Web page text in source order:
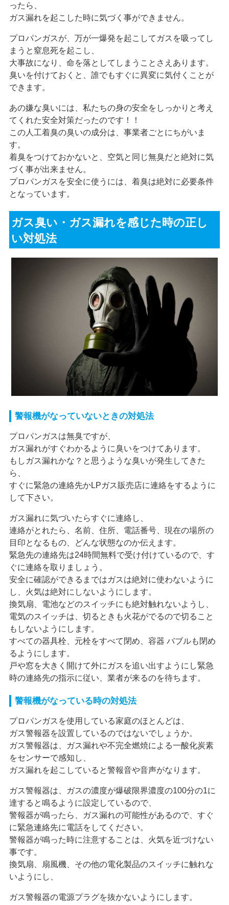
ったら、
ガス漏れを起こした時に気づく事ができません。
プロパンガスが、万が一爆発を起こしてガスを吸ってし
まうと窒息死を起こし、
大事故になり、命を落としてしまうことさえあります。
臭いを付けておくと、誰でもすぐに異変に気付くことが
できます。
あの嫌な臭いには、私たちの身の安全をしっかりと考え
てくれた安全対策だったのです！！
この人工着臭の臭いの成分は、事業者ごとにちがいま
す。
着臭をつけておかないと、空気と同じ無臭だと絶対に気
づく事が出来ません。
プロパンガスを安全に使うには、着臭は絶対に必要条件
となっています。
ガス臭い・ガス漏れを感じた時の正し
い対処法
警報機がなっていないときの対処法
プロパンガスは無臭ですが、
ガス漏れがすぐわかるように臭いをつけてあります。
もしガス漏れかな？と思うような臭いが発生してきた
ら、
すぐに緊急の連絡先かLPガス販売店に連絡をするように
して下さい。
ガス漏れに気づいたらすぐに連絡し、
連絡がとれたら、名前、住所、電話番号、現在の場所の
目印となるもの、どんな状態なのか伝えます。
緊急先の連絡先は24時間無料で受け付けているので、す
ぐに連絡を取りましょう。
安全に確認ができるまではガスは絶対に使わないように
し、火気は絶対にしないようにします。
換気扇、電池などのスイッチにも絶対触れないようし、
電気のスイッチは、切るときも火花がでるので切ること
もしないようにします。
すべての器具栓、元栓をすべて閉め、容器 バブルも閉め
るようにします。
戸や窓を大きく開けて外にガスを追い出すようにし緊急
時の連絡先の指示に従い、業者が来るのを待ちます。
警報機がなっている時の対処法
プロパンガスを使用している家庭のほとんどは、
ガス警報器を設置しているのではないでしょうか。
ガス警報器は、ガス漏れや不完全燃焼による一酸化炭素
をセンサーで感知し、
ガス漏れを起こしていると警報音や音声がなります。
ガス警報器は、ガスの濃度が爆破限界濃度の100分の1に
達すると鳴るように設定しているので、
警報器が鳴ったら、ガス漏れの可能性があるので、すぐ
に緊急連絡先に電話をしてください。
警報器が鳴った時に注意することは、火気を近づけない
事です。
換気扇、扇風機、その他の電化製品のスイッチに触れな
いようにし、
ガス警報器の電源プラグを抜かないようにします。